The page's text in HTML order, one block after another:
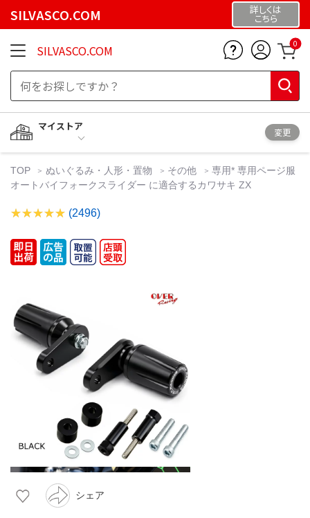
SILVASCO.COM 詳しくは
こちら
SILVASCO.COM 0
マイストア
変更
TOP ぬいぐるみ・人形・置物 その他
専用* 専用ページ服
オートバイフォークスライダー に適合するカワサキ ZX
(2496)
シェア